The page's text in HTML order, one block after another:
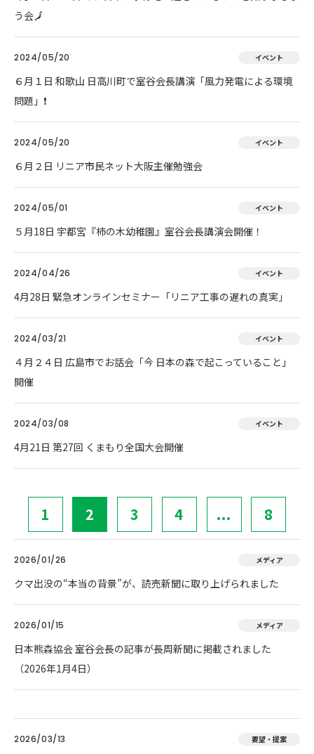
う会🗾
2024/05/20 イベント
６月１日 和歌山 日高川町で室谷会長講演「風力発電による環境
問題」❗
2024/05/20 イベント
６月２日 リニア市民ネット大阪主催勉強会
2024/05/01 イベント
５月18日 宇都宮『柿の木幼稚園』室谷会長講演会開催！
2024/04/26 イベント
4月28日 緊急オンラインセミナー「リニア工事の遅れの真実」
2024/03/21 イベント
４月２４日 広島市でお話会「今 日本の森で起こっていること」
開催
2024/03/08 イベント
4月21日 第27回 くまもり全国大会開催
1 2 3 4 ... 8
2026/01/26 メディア
クマ出没の“本当の背景”が、読売新聞に取り上げられました
2026/01/15 メディア
日本熊森協会 室谷会長の記事が長周新聞に掲載されました
（2026年1月4日）
2026/03/13 要望・提案